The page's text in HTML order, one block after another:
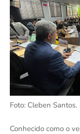
Foto: Cleben Santos.
Conhecido como o